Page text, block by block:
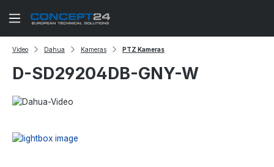
Zum Hauptinhalt springen
Video Dahua Kameras PTZ Kameras
D-SD29204DB-GNY-W